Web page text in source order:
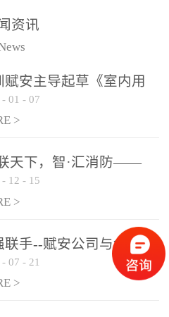
警领域三十多年技术积累
和工程实践的结晶。
资讯
赋安主导起草《室内用
能电池技术规程》 正式
光伏新能源产业
- 01 - 07
>
天下，智·汇消防——
F&S 2018上海消防展圆
幕
- 12 - 15
>
联手--赋安公司与金科
达成战略合作协议
- 07 - 21
>